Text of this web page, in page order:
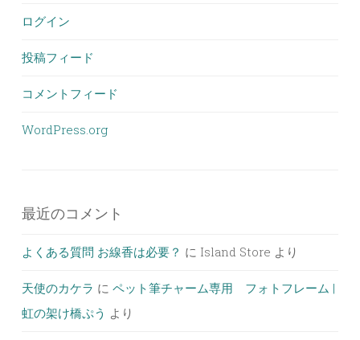
ログイン
投稿フィード
コメントフィード
WordPress.org
最近のコメント
よくある質問 お線香は必要？ に Island Store より
天使のカケラ に ペット筆チャーム専用 フォトフレーム |
虹の架け橋ぷう より